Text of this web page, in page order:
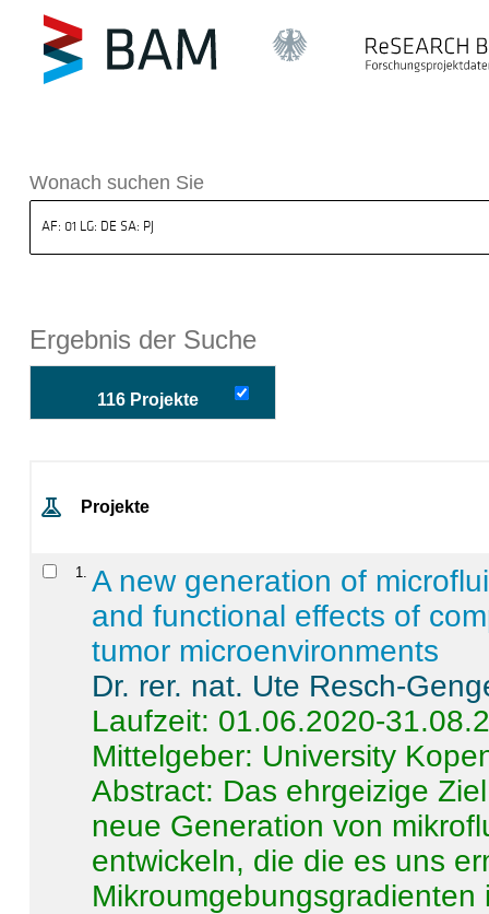
BAM
Wonach suchen Sie
Ergebnis der Suche
116 Projekte
Projekte
1
A new generation of
and functional effects of
tumor microenvironments
Dr. rer. nat. Ute Resch-
Laufzeit: 01.06.2020-
Mittelgeber: University
Abstract: Das ehrgeizige
neue Generation von
entwickeln, die die es uns
Mikroumgebungsgradienten